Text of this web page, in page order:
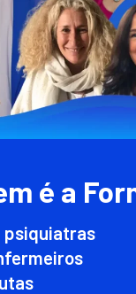
é a
psiquiatras